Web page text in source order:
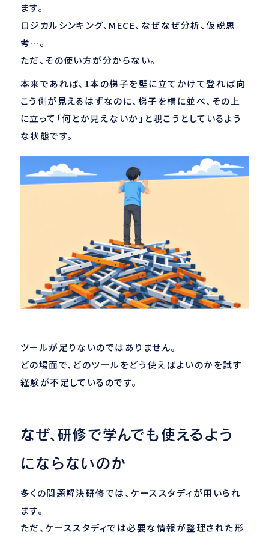
ます。
ロジカルシンキング、MECE、なぜなぜ分析、仮説思
考…。
ただ、その使い方が分からない。
本来であれば、1本の梯子を壁に立てかけて登れば向
こう側が見えるはずなのに、梯子を横に並べ、その上
に立って「何とか見えないか」と覗こうとしているよう
な状態です。
ツールが足りないのではありません。
どの場面で、どのツールをどう使えばよいのかを試す
経験が不足しているのです。
なぜ、研修で学んでも使えるよう
にならないのか
多くの問題解決研修では、ケーススタディが用いられ
ます。
ただ、ケーススタディでは必要な情報が整理された形